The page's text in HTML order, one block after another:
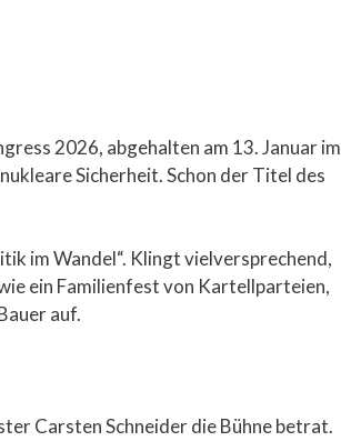
2026, abgehalten am 13. Januar im
Sicherheit. Schon der Titel des
im Wandel“. Klingt vielversprechend,
ein Familienfest von Kartellparteien,
auf.
Carsten Schneider die Bühne betrat.